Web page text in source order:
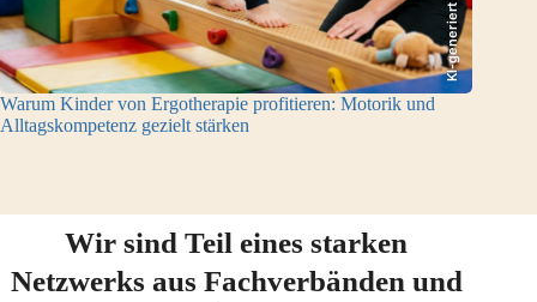
KI-generiert
Warum Kinder von Ergotherapie profitieren: Motorik und
Alltagskompetenz gezielt stärken
Wir sind Teil eines starken
Netzwerks aus Fachverbänden und